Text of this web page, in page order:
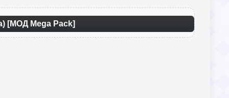
[МОД Mega Pack]